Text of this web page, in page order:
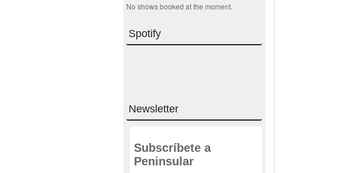
No shows booked at the moment.
Spotify
Newsletter
Subscríbete a
Peninsular